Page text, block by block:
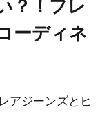
？！フレ
ーディネ
アジーンズとヒ